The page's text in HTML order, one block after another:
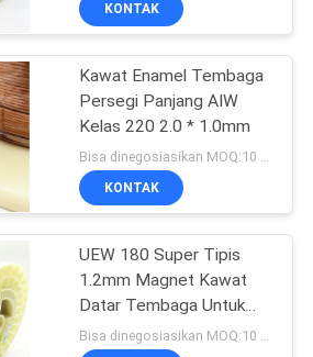
KONTAK
Kawat Enamel Tembaga
Persegi Panjang AIW
Kelas 220 2.0 * 1.0mm
KONTAK
UEW 180 Super Tipis
1.2mm Magnet Kawat
Datar Tembaga Untuk
Berliku